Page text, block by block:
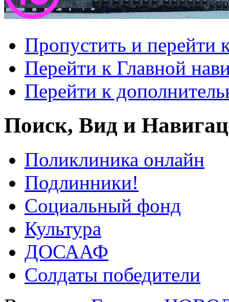
Пропустить и перейти
Перейти к Главной
Перейти к
Поиск, Вид и
Поликлиника онлайн
Подлинники!
Социальный фонд
Культура
ДОСААФ
Солдаты победители